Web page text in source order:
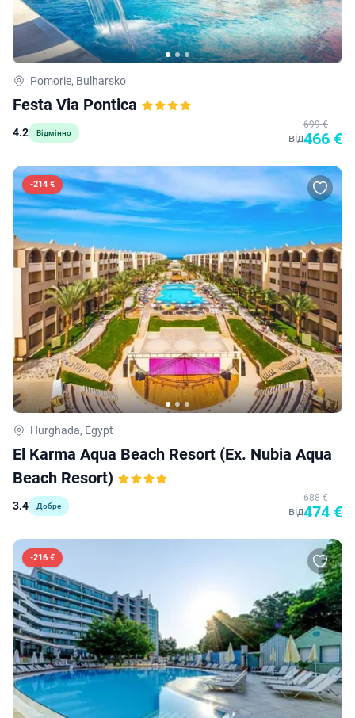
Pomorie, Bulharsko
Festa Via Pontica
4.2 Відмінно від
699 €
466 €
-214 €
Hurghada, Egypt
El Karma Aqua Beach Resort (ex. Nubia Aqua
Beach Resort)
3.4 Добре від
688 €
474 €
-216 €